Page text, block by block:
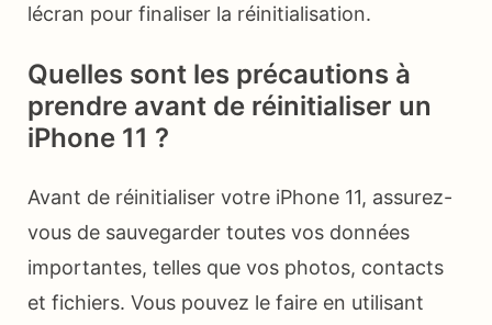
lécran pour finaliser la réinitialisation.
Quelles sont les précautions à
prendre avant de réinitialiser un
iPhone 11 ?
Avant de réinitialiser votre iPhone 11, assurez-
vous de sauvegarder toutes vos données
importantes, telles que vos photos, contacts
et fichiers. Vous pouvez le faire en utilisant